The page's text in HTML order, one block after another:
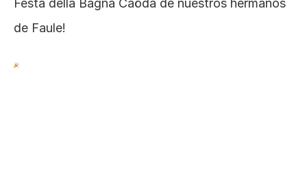
Festa della Bagna Caöda de nuestros hermanos
de Faule!